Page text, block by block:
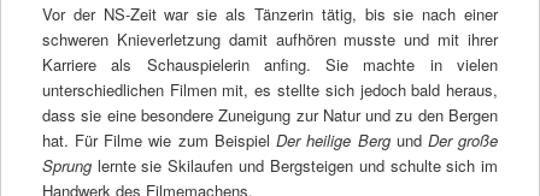
Vor der NS-Zeit war sie als Tänzerin tätig, bis sie nach einer
schweren Knieverletzung damit aufhören musste und mit ihrer
Karriere als Schauspielerin anfing. Sie machte in vielen
unterschiedlichen Filmen mit, es stellte sich jedoch bald heraus,
dass sie eine besondere Zuneigung zur Natur und zu den Bergen
hat. Für Filme wie zum BeispielDer heilige Bergund Der große
Sprunglernte sie Skilaufen und Bergsteigen und schulte sich im
Handwerk des Filmemachens.